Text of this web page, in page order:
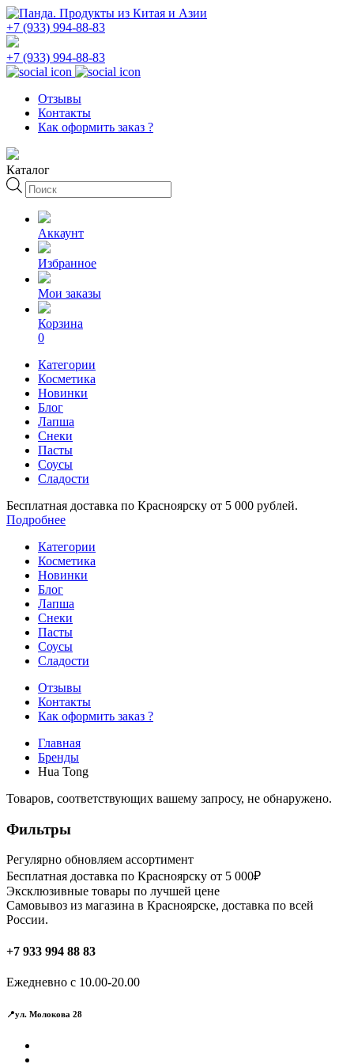
+7 (933) 994-88-83
+7 (933) 994-88-83
Отзывы
Контакты
Как оформить заказ ?
Каталог
Поиск
товаров
Аккаунт
Избранное
Мои заказы
Корзина
0
Категории
Косметика
Новинки
Блог
Лапша
Снеки
Пасты
Соусы
Сладости
Бесплатная доставка по Красноярску от 5 000 рублей.
Подробнее
Категории
Косметика
Новинки
Блог
Лапша
Снеки
Пасты
Соусы
Сладости
Отзывы
Контакты
Как оформить заказ ?
Главная
Бренды
Hua Tong
Товаров, соответствующих вашему запросу, не обнаружено.
Фильтры
Регулярно обновляем ассортимент
Бесплатная доставка по Красноярску от 5 000₽
Эксклюзивные товары по лучшей цене
Самовывоз из магазина в Красноярске, доставка по всей
России.
+7 933 994 88 83
Ежедневно с 10.00-20.00
📍ул. Молокова 28